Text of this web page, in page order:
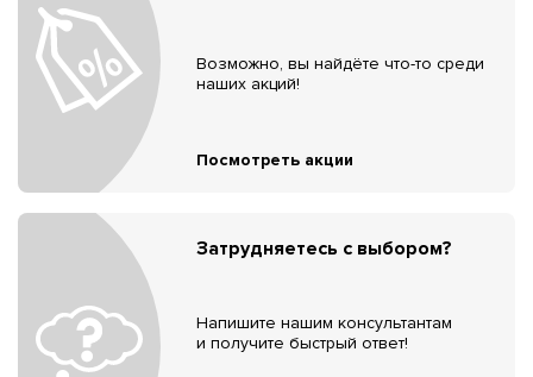
Возможно, вы найдёте что-то среди
наших акций!
Посмотреть акции
Затрудняетесь с выбором?
Напишите нашим консультантам
и получите быстрый ответ!